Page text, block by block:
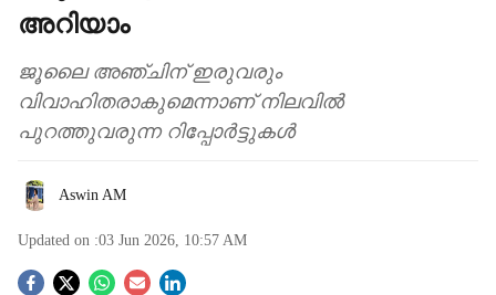
അറിയാം
ജൂലൈ അഞ്ചിന് ഇരുവരും
വിവാഹിതരാകുമെന്നാണ് നിലവിൽ
പുറത്തുവരുന്ന റിപ്പോർട്ടുകൾ
Aswin AM
Updated on :03 Jun 2026, 10:57 AM